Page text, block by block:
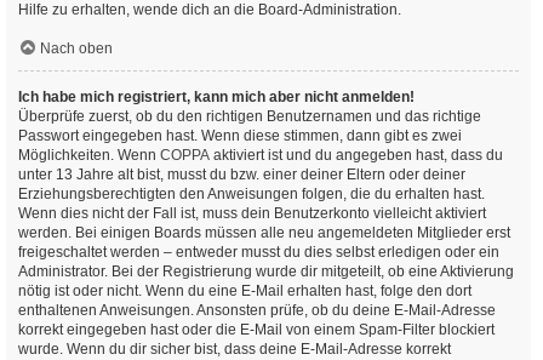
Hilfe zu erhalten, wende dich an die Board-Administration.
Nach oben
Ich habe mich registriert, kann mich aber nicht anmelden!
Überprüfe zuerst, ob du den richtigen Benutzernamen und das richtige
Passwort eingegeben hast. Wenn diese stimmen, dann gibt es zwei
Möglichkeiten. Wenn COPPA aktiviert ist und du angegeben hast, dass du
unter 13 Jahre alt bist, musst du bzw. einer deiner Eltern oder deiner
Erziehungsberechtigten den Anweisungen folgen, die du erhalten hast.
Wenn dies nicht der Fall ist, muss dein Benutzerkonto vielleicht aktiviert
werden. Bei einigen Boards müssen alle neu angemeldeten Mitglieder erst
freigeschaltet werden – entweder musst du dies selbst erledigen oder ein
Administrator. Bei der Registrierung wurde dir mitgeteilt, ob eine Aktivierung
nötig ist oder nicht. Wenn du eine E-Mail erhalten hast, folge den dort
enthaltenen Anweisungen. Ansonsten prüfe, ob du deine E-Mail-Adresse
korrekt eingegeben hast oder die E-Mail von einem Spam-Filter blockiert
wurde. Wenn du dir sicher bist, dass deine E-Mail-Adresse korrekt